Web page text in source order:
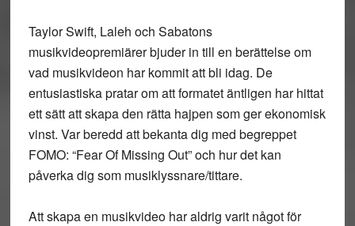
Taylor Swift, Laleh och Sabatons
musikvideopremiärer bjuder in till en berättelse om
vad musikvideon har kommit att bli idag. De
entusiastiska pratar om att formatet äntligen har hittat
ett sätt att skapa den rätta hajpen som ger ekonomisk
vinst. Var beredd att bekanta dig med begreppet
FOMO: “Fear Of Missing Out” och hur det kan
påverka dig som musiklyssnare/tittare.
Att skapa en musikvideo har aldrig varit något för